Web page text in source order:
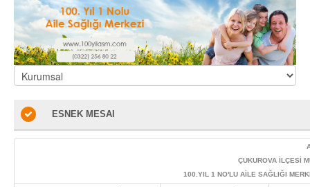
ESNEK MESAI
ÇUKUROVA İLÇESİ
100.YIL 1 NO'LU AİLE SAĞLIĞI